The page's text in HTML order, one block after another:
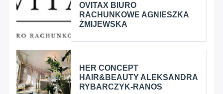
OVITAX BIURO
RACHUNKOWE AGNIESZKA
ŻMIJEWSKA
HER CONCEPT
HAIR&BEAUTY ALEKSANDRA
RYBARCZYK-RANOS